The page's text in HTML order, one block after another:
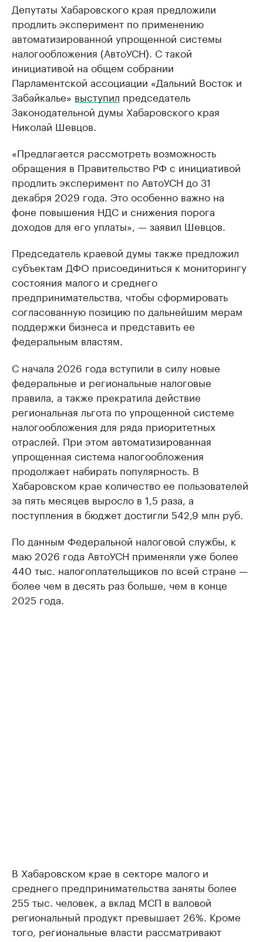
Депутаты Хабаровского края предложили
продлить эксперимент по применению
автоматизированной упрощенной системы
налогообложения (АвтоУСН). С такой
инициативой на общем собрании
Парламентской ассоциации «Дальний Восток и
Забайкалье» выступил председатель
Законодательной думы Хабаровского края
Николай Шевцов.
«Предлагается рассмотреть возможность
обращения в Правительство РФ с инициативой
продлить эксперимент по АвтоУСН до 31
декабря 2029 года. Это особенно важно на
фоне повышения НДС и снижения порога
доходов для его уплаты», — заявил Шевцов.
Председатель краевой думы также предложил
субъектам ДФО присоединиться к мониторингу
состояния малого и среднего
предпринимательства, чтобы сформировать
согласованную позицию по дальнейшим мерам
поддержки бизнеса и представить ее
федеральным властям.
С начала 2026 года вступили в силу новые
федеральные и региональные налоговые
правила, а также прекратила действие
региональная льгота по упрощенной системе
налогообложения для ряда приоритетных
отраслей. При этом автоматизированная
упрощенная система налогообложения
продолжает набирать популярность. В
Хабаровском крае количество ее пользователей
за пять месяцев выросло в 1,5 раза, а
поступления в бюджет достигли 542,9 млн руб.
По данным Федеральной налоговой службы, к
маю 2026 года АвтоУСН применяли уже более
440 тыс. налогоплательщиков по всей стране —
более чем в десять раз больше, чем в конце
2025 года.
В Хабаровском крае в секторе малого и
среднего предпринимательства заняты более
255 тыс. человек, а вклад МСП в валовой
региональный продукт превышает 26%. Кроме
того, региональные власти рассматривают